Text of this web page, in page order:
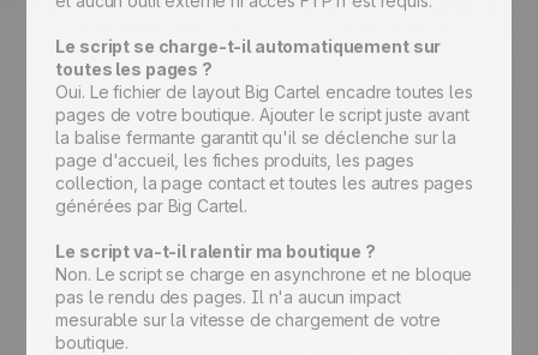
Le script se charge-t-il automatiquement sur
toutes les pages ?
Oui. Le fichier de layout Big Cartel encadre toutes les
pages de votre boutique. Ajouter le script juste avant
la balise fermante garantit qu'il se déclenche sur la
page d'accueil, les fiches produits, les pages
collection, la page contact et toutes les autres pages
générées par Big Cartel.
Le script va-t-il ralentir ma boutique ?
Non. Le script se charge en asynchrone et ne bloque
pas le rendu des pages. Il n'a aucun impact
mesurable sur la vitesse de chargement de votre
boutique.